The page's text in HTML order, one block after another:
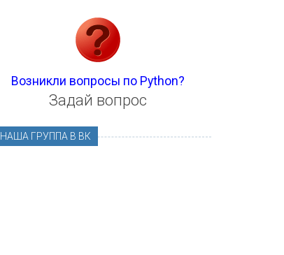
Возникли вопросы по Python?
Задай вопрос
НАША ГРУППА В ВК